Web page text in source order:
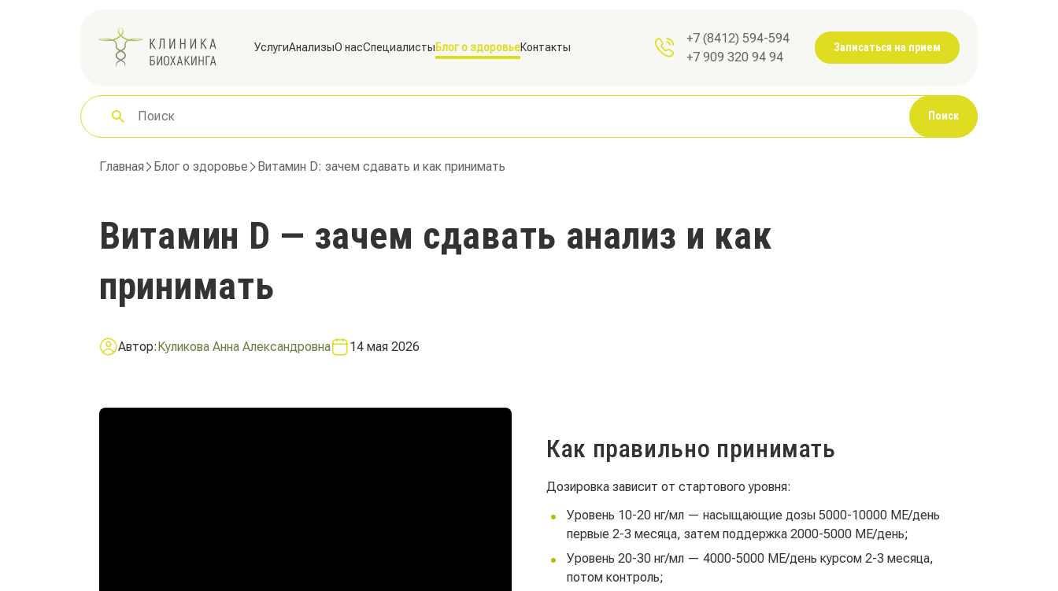
УслугиАнализыО насСпециалистыБлог о здоровьеКонтакты
+7 (8412) 594-594
+7 909 320 94 94
Записаться на прием
Поиск
Главная Блог о здоровье Витамин D: зачем сдавать и как принимать
Витамин D — зачем сдавать анализ и как
принимать
Автор: Куликова Анна Александровна 14 мая 2026
Как правильно принимать
Дозировка зависит от стартового уровня:
Уровень 10-20 нг/мл — насыщающие дозы 5000-10000 МЕ/день
первые 2-3 месяца, затем поддержка 2000-5000 МЕ/день;
Уровень 20-30 нг/мл — 4000-5000 МЕ/день курсом 2-3 месяца,
потом контроль;